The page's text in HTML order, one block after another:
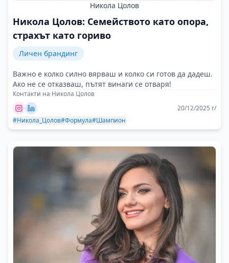
Никола Цолов
Никола Цолов: Семейството като опора,
страхът като гориво
Личен брандинг
Важно е колко силно вярваш и колко си готов да дадеш.
Ако не се отказваш, пътят винаги се отваря!
Контакти на Никола Цолов
20/12/2025 г/
#Никола_Цолов#Формула#Шампион